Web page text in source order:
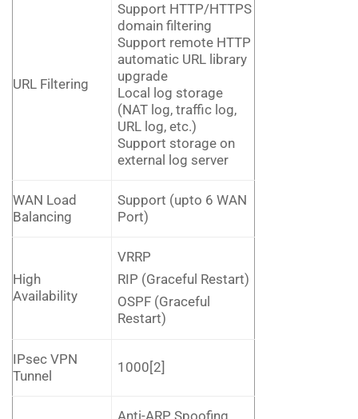
URL Filtering
Support HTTP/HTTPS
domain filtering
Support remote HTTP
automatic URL library
upgrade
Local log storage
(NAT log, traffic log,
URL log, etc.)
Support storage on
external log server
WAN Load
Balancing
Support (upto 6 WAN
Port)
High
Availability
VRRP
RIP (Graceful Restart)
OSPF (Graceful
Restart)
IPsec VPN
Tunnel
1000[2]